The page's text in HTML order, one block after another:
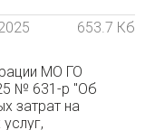
653.7 Кб
МО ГО
№ 631-р "Об
затрат на